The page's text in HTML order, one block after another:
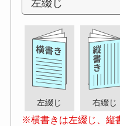
左綴じ 右綴じ
※横書きは左綴じ、縦